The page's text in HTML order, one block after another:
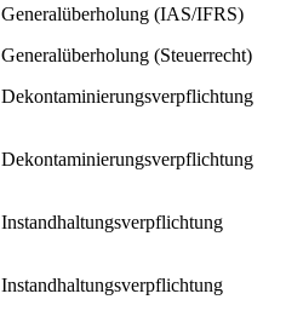
(IAS/IFRS)
(Steuerrecht)